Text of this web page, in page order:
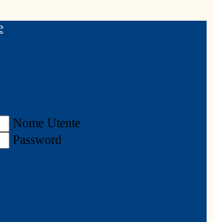
Nome Utente
Password